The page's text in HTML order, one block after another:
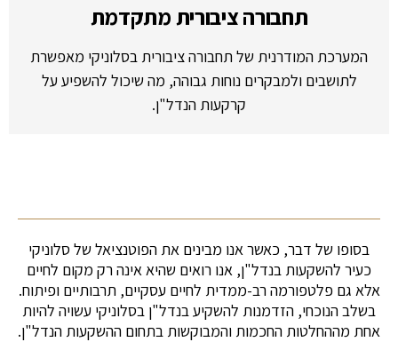
תחבורה ציבורית מתקדמת
המערכת המודרנית של תחבורה ציבורית בסלוניקי מאפשרת
לתושבים ולמבקרים נוחות גבוהה, מה שיכול להשפיע על
קרקעות הנדל"ן.
בסופו של דבר, כאשר אנו מבינים את הפוטנציאל של סלוניקי
כעיר להשקעות בנדל"ן, אנו רואים שהיא אינה רק מקום לחיים
אלא גם פלטפורמה רב-ממדית לחיים עסקיים, תרבותיים ופיתוח.
בשלב הנוכחי, הזדמנות להשקיע בנדל"ן בסלוניקי עשויה להיות
אחת מההחלטות החכמות והמבוקשות בתחום ההשקעות הנדל"ן.